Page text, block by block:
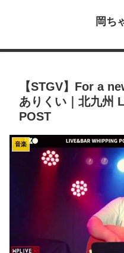
岡ち
【STGV】For a
ありくい｜北九州
POST
音楽